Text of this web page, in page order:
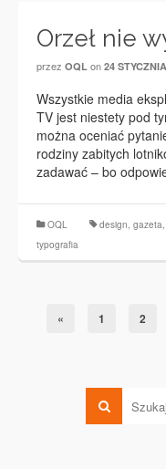
Orzeł nie
przez OQL on 24
Wszystkie media
TV jest niestety pod
można oceniać
rodziny zabitych
zadawać – bo
OQL design, gazeta,
typografia
« 1 2